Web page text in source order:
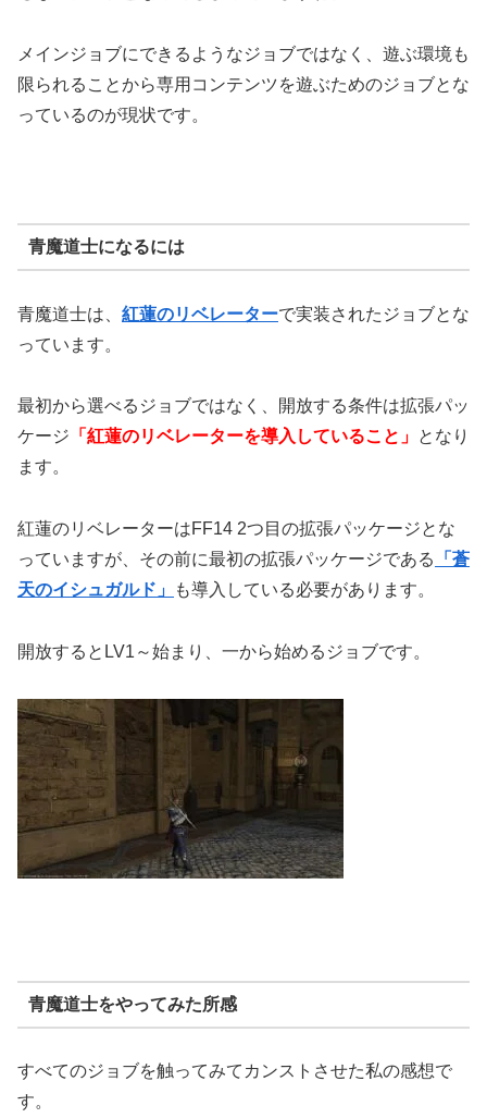
メインジョブにできるようなジョブではなく、遊ぶ環境も
限られることから専用コンテンツを遊ぶためのジョブとな
っているのが現状です。
青魔道士になるには
青魔道士は、 紅蓮のリベレーターで実装されたジョブとな
っています。
最初から選べるジョブではなく、開放する条件は拡張パッ
ケージ 「紅蓮のリベレーターを導入していること」 となり
ます。
紅蓮のリベレーターはFF14 2つ目の拡張パッケージとな
っていますが、その前に最初の拡張パッケージである
「蒼
天のイシュガルド」
も導入している必要があります。
開放するとLV1～始まり、一から始めるジョブです。
青魔道士をやってみた所感
すべてのジョブを触ってみてカンストさせた私の感想で
す。